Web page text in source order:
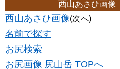
西山あさひ画像
西山あさひ画像(次へ)
名前で探す
お尻検索
お尻画像 尻山岳 TOPへ